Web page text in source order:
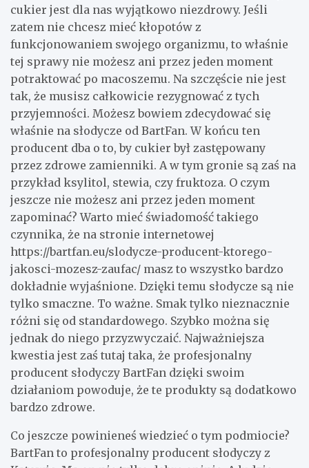
cukier jest dla nas wyjątkowo niezdrowy. Jeśli
zatem nie chcesz mieć kłopotów z
funkcjonowaniem swojego organizmu, to właśnie
tej sprawy nie możesz ani przez jeden moment
potraktować po macoszemu. Na szczęście nie jest
tak, że musisz całkowicie rezygnować z tych
przyjemności. Możesz bowiem zdecydować się
właśnie na słodycze od BartFan. W końcu ten
producent dba o to, by cukier był zastępowany
przez zdrowe zamienniki. A w tym gronie są zaś na
przykład ksylitol, stewia, czy fruktoza. O czym
jeszcze nie możesz ani przez jeden moment
zapominać? Warto mieć świadomość takiego
czynnika, że na stronie internetowej
https://bartfan.eu/slodycze-producent-ktorego-
jakosci-mozesz-zaufac/ masz to wszystko bardzo
dokładnie wyjaśnione. Dzięki temu słodycze są nie
tylko smaczne. To ważne. Smak tylko nieznacznie
różni się od standardowego. Szybko można się
jednak do niego przyzwyczaić. Najważniejsza
kwestia jest zaś tutaj taka, że profesjonalny
producent słodyczy BartFan dzięki swoim
działaniom powoduje, że te produkty są dodatkowo
bardzo zdrowe.
Co jeszcze powinieneś wiedzieć o tym podmiocie?
BartFan to profesjonalny producent słodyczy z